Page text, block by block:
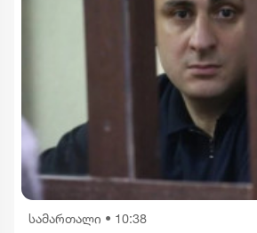
სამართალი • 10:38